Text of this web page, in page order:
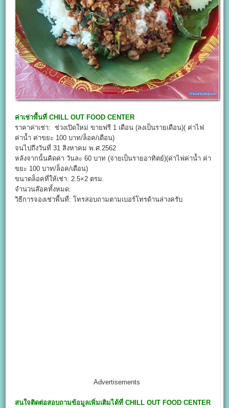
ค่าเช่าพื้นที่ CHILL OUT FOOD CENTER
ราคาค่าเช่า: ช่วงเปิดใหม่ ขายฟรี 1 เดือน (ลงเป็นรายเดือน)( ค่าไฟ
ค่าน้ำ ค่าขยะ 100 บาท/ล็อค/เดือน)
จนไปถึงวันที่ 31 สิงหาคม พ.ศ.2562
หลังจากนั้นคิดค่า วันละ 60 บาท (จ่ายเป็นรายอาทิตย์)(ค่าไฟค่าน้ำ ค่า
ขยะ 100 บาท/ล็อค/เดือน)
ขนาดล็อคที่ให้เช่า: 2.5×2 ตรม.
จำนวนล๊อคทั้งหมด:
วิธีการจองเช่าพื้นที่: โทรสอบถามตามเบอร์โทรด้านล่างครับ
Advertisements
สนใจติดต่อสอบถามข้อมูลเพิ่มเติมได้ที่ CHILL OUT FOOD CENTER